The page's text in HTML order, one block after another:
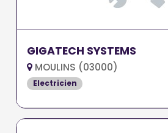
GIGATECH SYSTEMS
MOULINS (03000)
Electricien